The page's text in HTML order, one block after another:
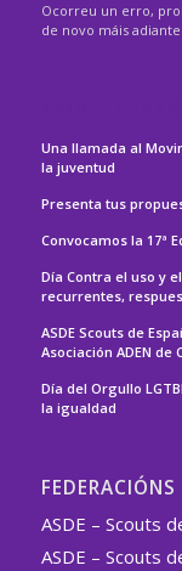
Ocorreu un erro,
de novo máis adiante.
Una llamada al
la juventud
Presenta tus
Convocamos la 17ª
Día Contra el uso y
recurrentes,
ASDE Scouts de
Asociación ADEN de
Día del Orgullo
la igualdad
FEDERACIÓNS
ASDE – Scouts
ASDE – Scouts